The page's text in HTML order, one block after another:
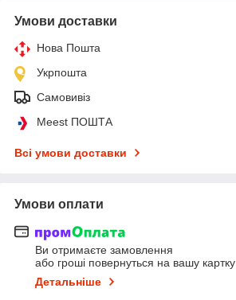
Умови доставки
Нова Пошта
Укрпошта
Самовивіз
Meest ПОШТА
Всі умови доставки
Умови оплати
Ви отримаєте замовлення
або гроші повернуться на вашу картку
Детальніше